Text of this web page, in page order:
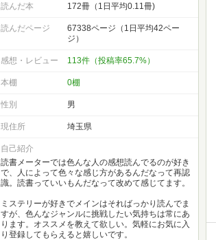
読んだ本 172冊（1日平均0.11冊)
読んだページ
67338ページ（1日平均42ペー
ジ）
感想・レビュー 113件（投稿率65.7%）
本棚 0棚
性別 男
現住所 埼玉県
自己紹介
読書メーターでは色んな人の感想読んでるのが好き
で、人によって色々な感じ方があるんだなって再認
識。読書っていいもんだなって改めて感じてます。
ミステリーが好きでメインはそればっかり読んでま
すが、色んなジャンルに挑戦したい気持ちは常にあ
ります。オススメを教えて欲しい。気軽にお気に入
り登録してもらえると嬉しいです。